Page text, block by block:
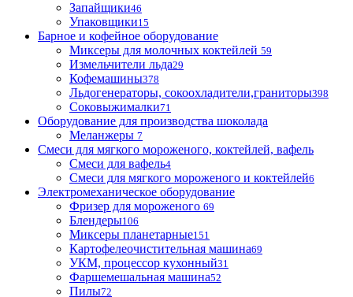
Запайщики46
Упаковщики15
Барное и кофейное оборудование
Миксеры для молочных коктейлей 59
Измельчители льда29
Кофемашины378
Льдогенераторы, сокоохладители,граниторы398
Соковыжималки71
Оборудование для производства шоколада
Меланжеры 7
Смеси для мягкого мороженого, коктейлей, вафель
Смеси для вафель4
Смеси для мягкого мороженого и коктейлей6
Электромеханическое оборудование
Фризер для мороженого 69
Блендеры106
Миксеры планетарные151
Картофелеочистительная машина69
УКМ, процессор кухонный31
Фаршемешальная машина52
Пилы72